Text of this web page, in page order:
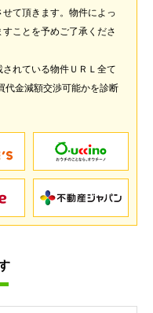
て頂きます。物件によっ
ことを予めご了承くださ
れている物件ＵＲＬ全て
代金減額交渉可能かを診断